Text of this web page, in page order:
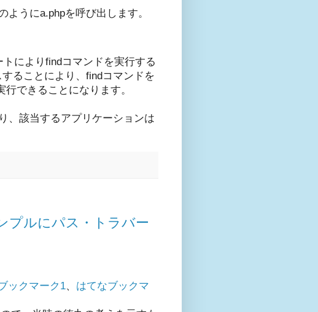
うにa.phpを呼び出します。
によりfindコマンドを実行する
ることにより、findコマンドを
できることになります。
、該当するアプリケーションは
プルにパス・トラバー
ックマーク1、 はてなブックマ